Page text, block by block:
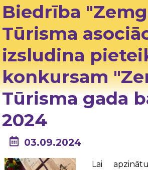
Biedrība
Tūrisma
izsludina
konkursam
Tūrisma gada
2024
03.09.2024
Lai